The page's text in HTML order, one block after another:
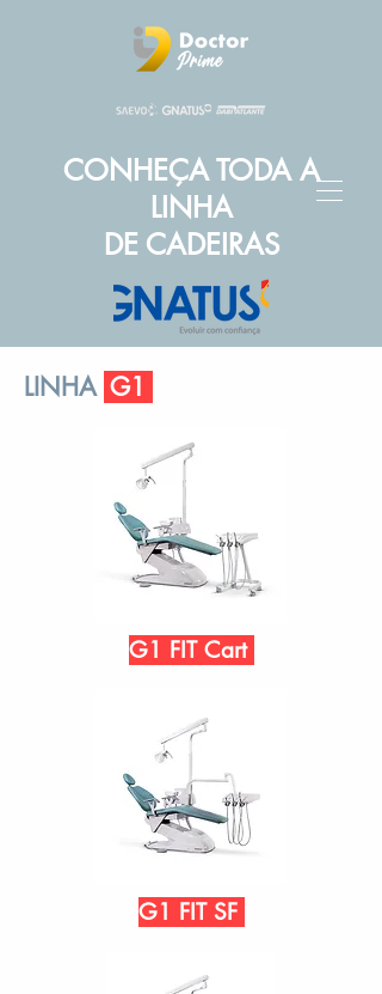
CONHEÇA TODA A
LINHA
DE CADEIRAS
LINHA G1
G1 FIT Cart
G1 FIT SF